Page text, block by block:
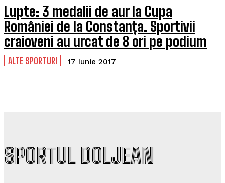
Lupte: 3 medalii de aur la Cupa
României de la Constanța. Sportivii
craioveni au urcat de 8 ori pe podium
ALTE SPORTURI 17 Iunie 2017
SPORTUL DOLJEAN